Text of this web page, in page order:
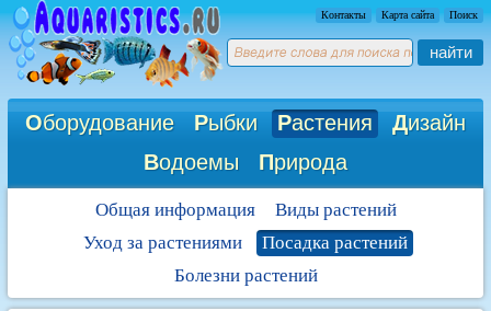
Контакты Карта сайта Поиск
найти
Оборудование Рыбки Растения Дизайн
Водоемы Природа
Общая информация
Виды растений
Уход за растениями
Посадка растений
Болезни растений